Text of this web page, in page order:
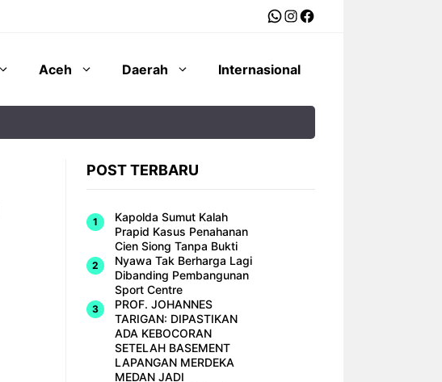
WhatsApp
Instagram
Facebook
Aceh Daerah Internasional
POST TERBARU
Kapolda Sumut Kalah
Prapid Kasus Penahanan
Cien Siong Tanpa Bukti
Nyawa Tak Berharga Lagi
Dibanding Pembangunan
Sport Centre
PROF. JOHANNES
TARIGAN: DIPASTIKAN
ADA KEBOCORAN
SETELAH BASEMENT
LAPANGAN MERDEKA
MEDAN JADI